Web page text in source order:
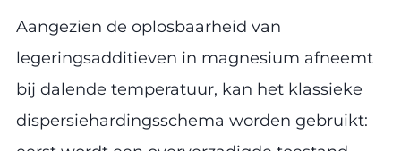
Aangezien de oplosbaarheid van
legeringsadditieven in magnesium afneemt
bij dalende temperatuur, kan het klassieke
dispersiehardingsschema worden gebruikt: